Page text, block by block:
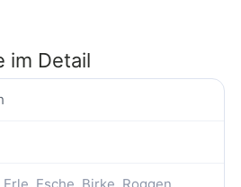
im Detail
Esche, Birke, Roggen,